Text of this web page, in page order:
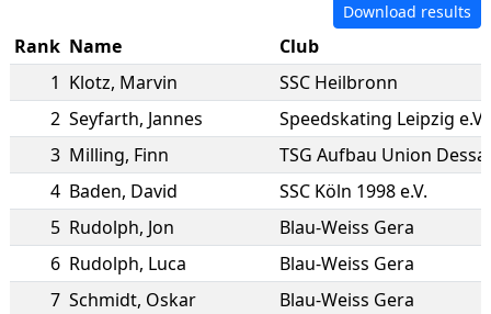
Download results
Rank Name
Club
1 Klotz, Marvin
SSC Heilbronn
2 Seyfarth, Jannes
Speedskating Leipzig e.V.
3 Milling, Finn
TSG Aufbau Union
4 Baden, David
SSC Köln 1998 e.V.
5 Rudolph, Jon
Blau-Weiss Gera
6 Rudolph, Luca
Blau-Weiss Gera
7 Schmidt, Oskar
Blau-Weiss Gera